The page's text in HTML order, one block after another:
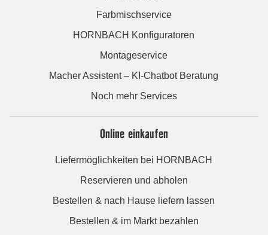
Farbmischservice
HORNBACH Konfiguratoren
Montageservice
Macher Assistent – KI-Chatbot Beratung
Noch mehr Services
Online einkaufen
Liefermöglichkeiten bei HORNBACH
Reservieren und abholen
Bestellen & nach Hause liefern lassen
Bestellen & im Markt bezahlen